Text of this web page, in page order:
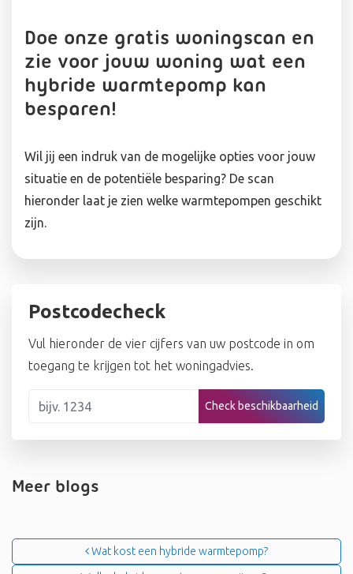
Doe onze gratis woningscan en
zie voor jouw woning wat een
hybride warmtepomp kan
besparen!
Wil jij een indruk van de mogelijke opties voor jouw
situatie en de potentiële besparing? De scan
hieronder laat je zien welke warmtepompen geschikt
zijn.
Postcodecheck
Vul hieronder de vier cijfers van uw postcode in om
toegang te krijgen tot het woningadvies.
Check beschikbaarheid
Meer blogs
Wat kost een hybride warmtepomp?